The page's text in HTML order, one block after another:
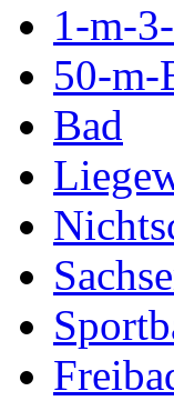
1-m-
50-m-
Bad